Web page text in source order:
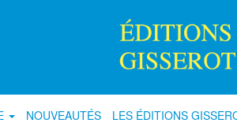
NOUVEAUTÉS LES ÉDITIONS